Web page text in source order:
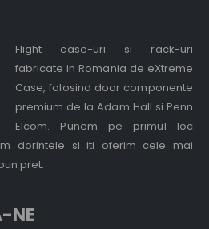
Flight case-uri si rack-uri
fabricate in Romania de eXtreme
Case, folosind doar componente
premium de la Adam Hall si Penn
Elcom. Punem pe primul loc
dorintele si iti oferim cele mai
pret.
NE